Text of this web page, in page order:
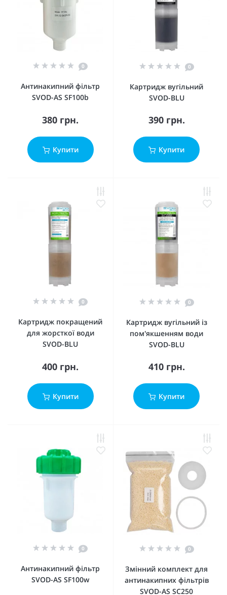
0
Антинакипний фільтр
SVOD-AS SF100b
380 грн.
Купити
0
Картридж вугільний
SVOD-BLU
390 грн.
Купити
0
Картридж покращений
для жорсткої води
SVOD-BLU
400 грн.
Купити
0
Картридж вугільний із
пом'якшенням води
SVOD-BLU
410 грн.
Купити
0
Антинакипний фільтр
SVOD-AS SF100w
0
Змінний комплект для
антинакипних фільтрів
SVOD-AS SC250